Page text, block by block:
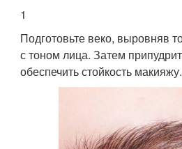
1
Подготовьте веко, выровняв
с тоном лица. Затем
обеспечить стойкость макияжу.